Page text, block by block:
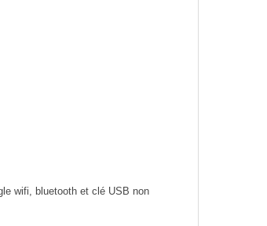
wifi, bluetooth et clé USB non